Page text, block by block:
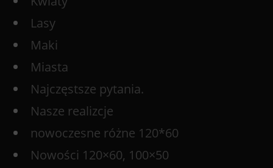
Lasy
Maki
Miasta
Najczęstsze pytania.
Nasze realizcje
nowoczesne różne 120*60
Nowości 120×60, 100×50